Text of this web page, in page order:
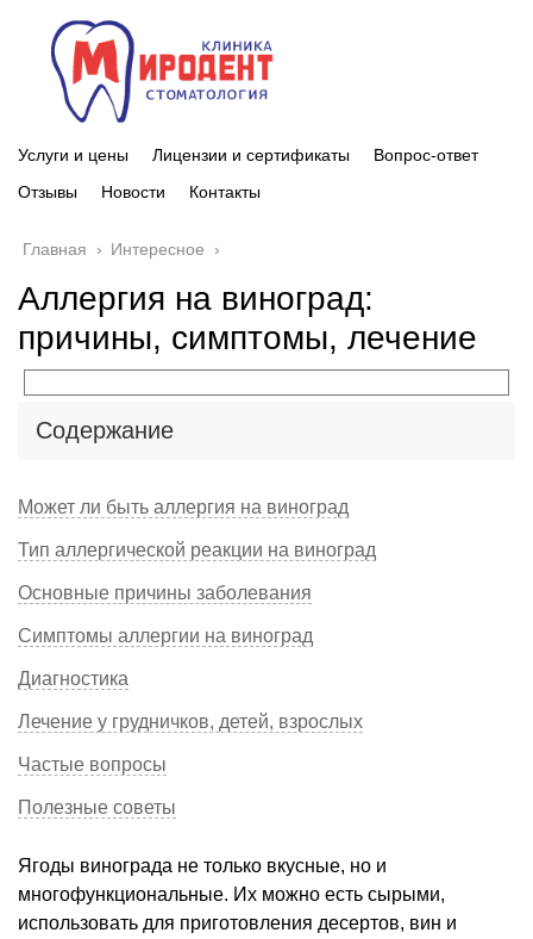
Услуги и цены Лицензии и сертификаты
Вопрос-ответ
Отзывы
Новости Контакты
Главная › Интересное ›
Аллергия на виноград:
причины, симптомы, лечение
Содержание
Может ли быть аллергия на виноград
Тип аллергической реакции на виноград
Основные причины заболевания
Симптомы аллергии на виноград
Диагностика
Лечение у грудничков, детей, взрослых
Частые вопросы
Полезные советы
Ягоды винограда не только вкусные, но и
многофункциональные. Их можно есть сырыми,
использовать для приготовления десертов, вин и